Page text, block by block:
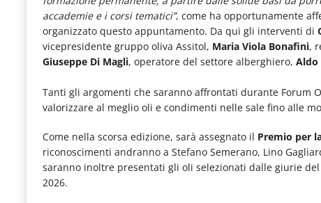
accademie e i corsi tematici”, come ha opportunamente
organizzato questo appuntamento. Da qui gli interventi di
vicepresidente gruppo oliva Assitol, Maria Viola Bonafini,
Giuseppe Di Magli, operatore del settore alberghiero, Aldo
Tanti gli argomenti che saranno affrontati durante Forum
valorizzare al meglio oli e condimenti nelle sale fino alle
Come nella scorsa edizione, sarà assegnato il Premio per
riconoscimenti andranno a Stefano Semerano, Lino
saranno inoltre presentati gli oli selezionati dalle giurie
2026.